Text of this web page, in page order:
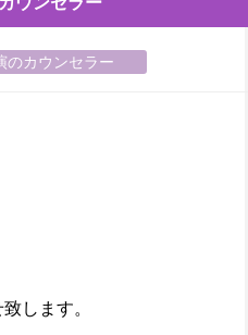
のカウンセラー
します。